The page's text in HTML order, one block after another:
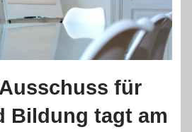
für
Bildung tagt am